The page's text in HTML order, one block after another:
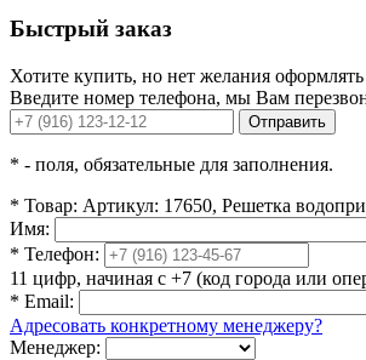
Быстрый заказ
Хотите купить, но нет желания
Введите номер телефона, мы Вам
Отправить
* - поля, обязательные для заполнения.
* Товар: Артикул: 17650, Решетка
Имя:
* Телефон:
11 цифр, начиная с +7 (код города или
* Email:
Адресовать конкретному менеджеру?
Менеджер: